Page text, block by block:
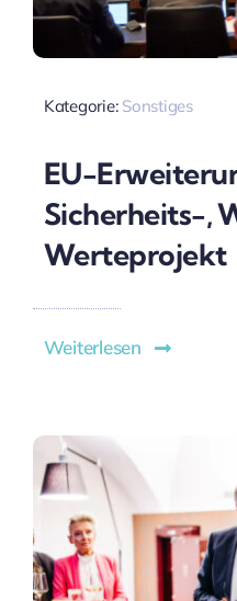
Kategorie: Sonstiges
EU-
Sicherheits-,
Werteprojekt
Weiterlesen